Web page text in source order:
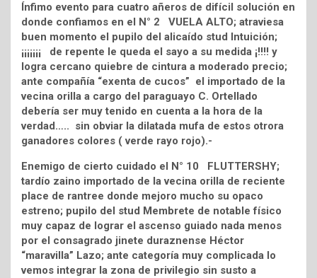
Ínfimo evento para cuatro añeros de difícil solución en
donde confiamos en el N° 2 VUELA ALTO; atraviesa
buen momento el pupilo del alicaído stud Intuición;
¡¡¡¡¡¡¡ de repente le queda el sayo a su medida ¡!!!! y
logra cercano quiebre de cintura a moderado precio;
ante compañía “exenta de cucos” el importado de la
vecina orilla a cargo del paraguayo C. Ortellado
debería ser muy tenido en cuenta a la hora de la
verdad….. sin obviar la dilatada mufa de estos otrora
ganadores colores ( verde rayo rojo).-
Enemigo de cierto cuidado el N° 10 FLUTTERSHY;
tardío zaino importado de la vecina orilla de reciente
place de rantree donde mejoro mucho su opaco
estreno; pupilo del stud Membrete de notable físico
muy capaz de lograr el ascenso guiado nada menos
por el consagrado jinete duraznense Héctor
“maravilla” Lazo; ante categoría muy complicada lo
vemos integrar la zona de privilegio sin susto a